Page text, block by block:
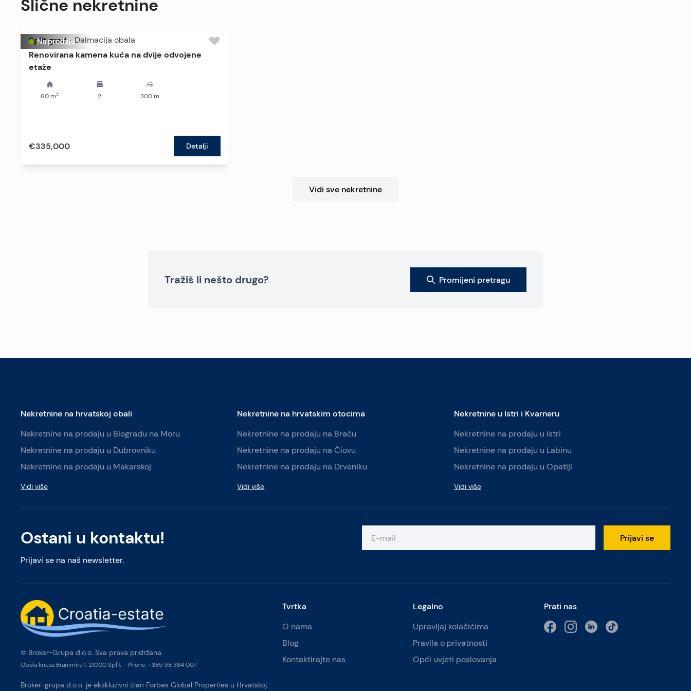
Slične nekretnine
Na prodaju
Split grad - Dalmacija obala
Renovirana kamena kuća na dvije odvojene
etaže
60 m2 2 300m
€335,000 Detalji
Vidi sve nekretnine
Tražiš li nešto drugo? Promijeni pretragu
Ostani u kontaktu!
Prijavi se na naš newsletter.
Prijavi se
Nekretnine na hrvatskoj obali
Nekretnine na prodaju u Biogradu na Moru
Nekretnine na prodaju u Dubrovniku
Nekretnine na prodaju u Makarskoj
Vidi više
Nekretnine na hrvatskim otocima
Nekretnine na prodaju na Braču
Nekretnine na prodaju na Čiovu
Nekretnine na prodaju na Drveniku
Vidi više
Nekretnine u Istri i Kvarneru
Nekretnine na prodaju u Istri
Nekretnine na prodaju u Labinu
Nekretnine na prodaju u Opatiji
Vidi više
Tvrtka
O nama
Blog
Kontaktirajte nas
Legalno
Upravljaj kolačićima
Pravila o privatnosti
Opći uvjeti poslovanja
Prati nas
© Broker-Grupa d.o.o. Sva prava pridržana.
Obala kneza Branimira 1, 21000 Split - Phone: +385 98 384 007
Broker-grupa d.o.o. je ekskluzivni član Forbes Global Properties u Hrvatskoj.